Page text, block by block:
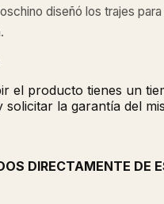
diseñó los trajes
el producto tienes un
la garantía del
DIRECTAMENTE DE